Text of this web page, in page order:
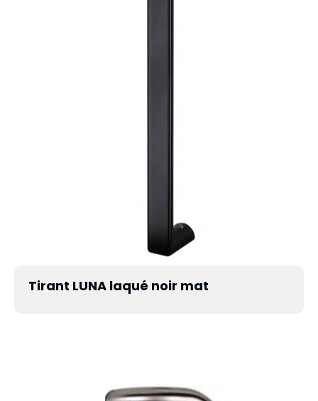
Tirant LUNA laqué noir mat